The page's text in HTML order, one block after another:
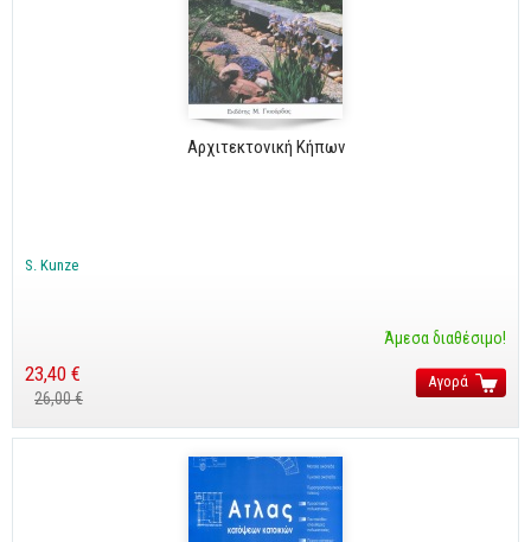
Αρχιτεκτονική Κήπων
S. Kunze
Άμεσα διαθέσιμο!
23,40 €
26,00 €
Αγορά